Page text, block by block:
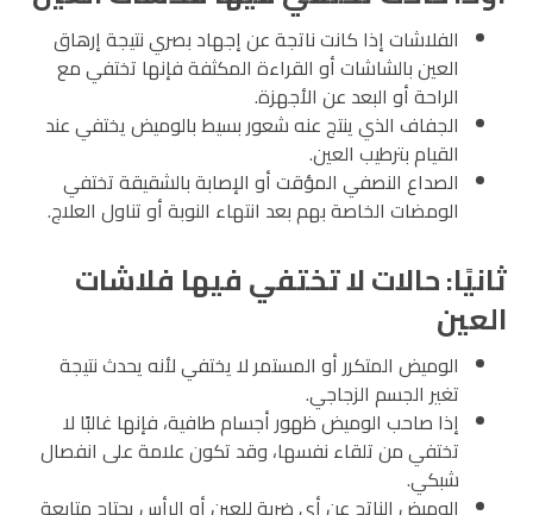
الفلاشات إذا كانت ناتجة عن إجهاد بصري نتيجة إرهاق
العين بالشاشات أو القراءة المكثفة فإنها تختفي مع
الراحة أو البعد عن الأجهزة.
الجفاف الذي ينتج عنه شعور بسيط بالوميض يختفي عند
القيام بترطيب العين.
الصداع النصفي المؤقت أو الإصابة بالشقيقة تختفي
الومضات الخاصة بهم بعد انتهاء النوبة أو تناول العلاج.
ثانيًا: حالات لا تختفي فيها فلاشات
العين
الوميض المتكرر أو المستمر لا يختفي لأنه يحدث نتيجة
تغير الجسم الزجاجي.
إذا صاحب الوميض ظهور أجسام طافية، فإنها غالبًا لا
تختفي من تلقاء نفسها، وقد تكون علامة على انفصال
شبكي.